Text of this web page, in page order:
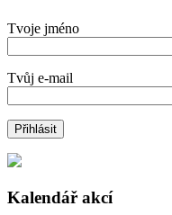
Tvoje jméno
Tvůj e-mail
Kalendář akcí